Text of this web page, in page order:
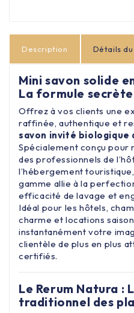
Description Détails
Mini savon solide
La formule
Offrez à vos clients une
raffinée, authentique et
savon invité biologique
Spécialement conçu pour
des professionnels de
l’hébergement
gamme allie à la
efficacité de lavage et
Idéal pour les hôtels,
charme et locations
instantanément votre
clientèle de plus en plus
certifiés.
Le Rerum Natura :
traditionnel des